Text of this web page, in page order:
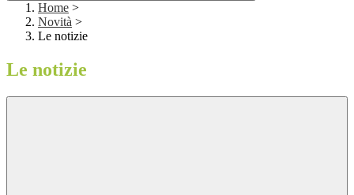
Home >
Novità >
Le notizie
Le notizie